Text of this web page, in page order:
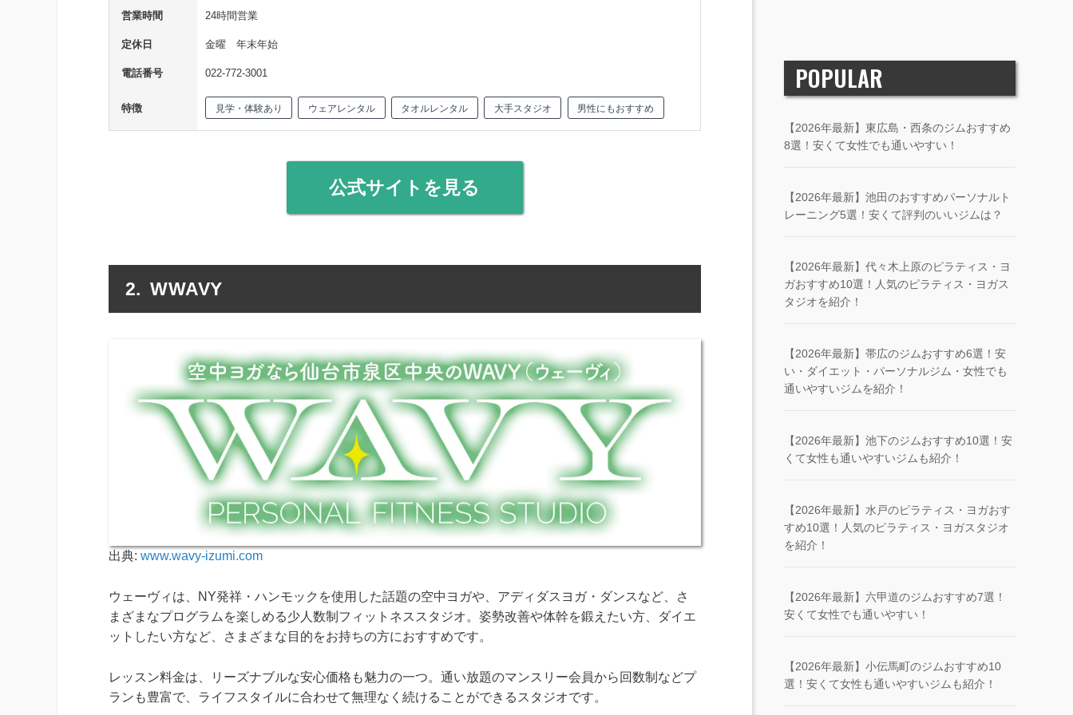
営業時間 24時間営業
定休日 金曜 年末年始
電話番号 022-772-3001
特徴 見学・体験あり ウェアレンタル タオルレンタル 大手スタジオ 男性にもおすすめ
公式サイトを見る
WWAVY
出典: www.wavy-izumi.com
ウェーヴィは、NY発祥・ハンモックを使用した話題の空中ヨガや、アディダスヨガ・ダンスなど、さ
まざまなプログラムを楽しめる少人数制フィットネススタジオ。姿勢改善や体幹を鍛えたい方、ダイエ
ットしたい方など、さまざまな目的をお持ちの方におすすめです。
レッスン料金は、リーズナブルな安心価格も魅力の一つ。通い放題のマンスリー会員から回数制などプ
ランも豊富で、ライフスタイルに合わせて無理なく続けることができるスタジオです。
POPULAR
【2026年最新】東広島・西条のジムおすすめ
8選！安くて女性でも通いやすい！
【2026年最新】池田のおすすめパーソナルト
レーニング5選！安くて評判のいいジムは？
【2026年最新】代々木上原のピラティス・ヨ
ガおすすめ10選！人気のピラティス・ヨガス
タジオを紹介！
【2026年最新】帯広のジムおすすめ6選！安
い・ダイエット・パーソナルジム・女性でも
通いやすいジムを紹介！
【2026年最新】池下のジムおすすめ10選！安
くて女性も通いやすいジムも紹介！
【2026年最新】水戸のピラティス・ヨガおす
すめ10選！人気のピラティス・ヨガスタジオ
を紹介！
【2026年最新】六甲道のジムおすすめ7選！
安くて女性でも通いやすい！
【2026年最新】小伝馬町のジムおすすめ10
選！安くて女性も通いやすいジムも紹介！